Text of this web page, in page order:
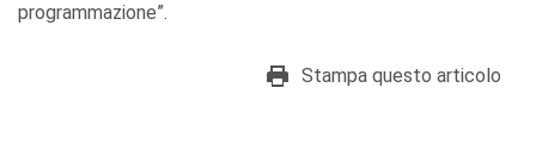
programmazione”.
Stampa questo articolo